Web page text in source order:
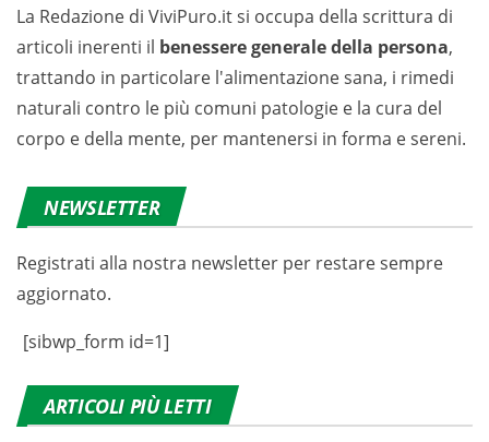
La Redazione di ViviPuro.it si occupa della scrittura di
articoli inerenti il benessere generale della persona,
trattando in particolare l'alimentazione sana, i rimedi
naturali contro le più comuni patologie e la cura del
corpo e della mente, per mantenersi in forma e sereni.
NEWSLETTER
Registrati alla nostra newsletter per restare sempre
aggiornato.
[sibwp_form id=1]
ARTICOLI PIÙ LETTI